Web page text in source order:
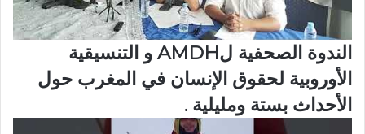
الندوة الصحفية لAMDH و التنسيقية
الأوروبية لحقوق الإنسان في المغرب حول
الأحداث بستة ومليلية .